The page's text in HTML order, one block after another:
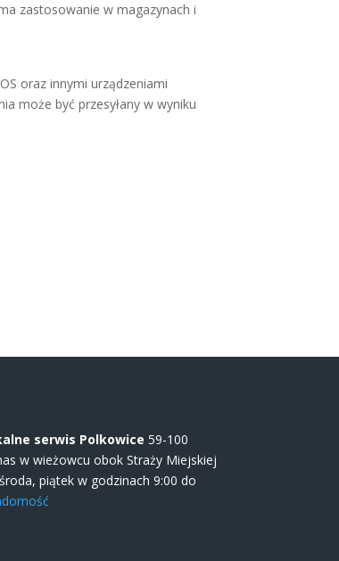
zastosowanie w magazynach i
oraz innymi urządzeniami
może być przesyłany w wyniku
serwis Polkowice 59-100
w wieżowcu obok Straży Miejskiej
piątek w godzinach 9:00 do